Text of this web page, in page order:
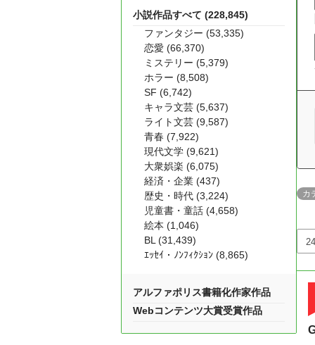
カ
小説作品すべて (228,845)
ファンタジー (53,335)
恋愛 (66,370)
ミステリー (5,379)
ホラー (8,508)
SF (6,742)
キャラ文芸 (5,637)
ライト文芸 (9,587)
青春 (7,922)
現代文学 (9,621)
大衆娯楽 (6,075)
経済・企業 (437)
歴史・時代 (3,224)
児童書・童話 (4,658)
絵本 (1,046)
BL (31,439)
ｴｯｾｲ・ﾉﾝﾌｨｸｼｮﾝ (8,865)
アルファポリス書籍化作家作品
Webコンテンツ大賞受賞作品